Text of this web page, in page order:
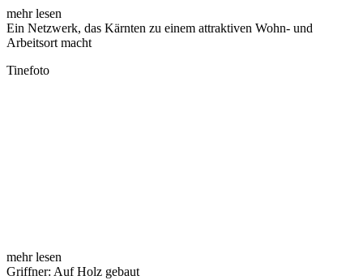
mehr lesen
Ein Netzwerk, das Kärnten zu einem attraktiven Wohn- und
Arbeitsort macht
Tinefoto
mehr lesen
Griffner: Auf Holz gebaut